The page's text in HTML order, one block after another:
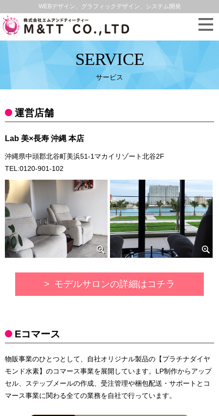
WEBデザイン、グラフィックデザイン、システム開発
SERVICE
サービス
運営店舗
Lab 美×長寿 沖縄 本店
沖縄県中頭郡北谷町美浜51-1マカイリゾート北谷2F
TEL:0120-901-102
モデルサロンの詳細はコチラ
Eコマース
物販事業のひとつとして、自社オリジナル製品の【プラチナダイヤ
モンド水素】のコマース事業を展開しています。LP制作からアップ
セル、ステップメールの作成、受注管理や梱包配送・サポートとコ
マース事業に関わる全ての業務を自社で行っています。